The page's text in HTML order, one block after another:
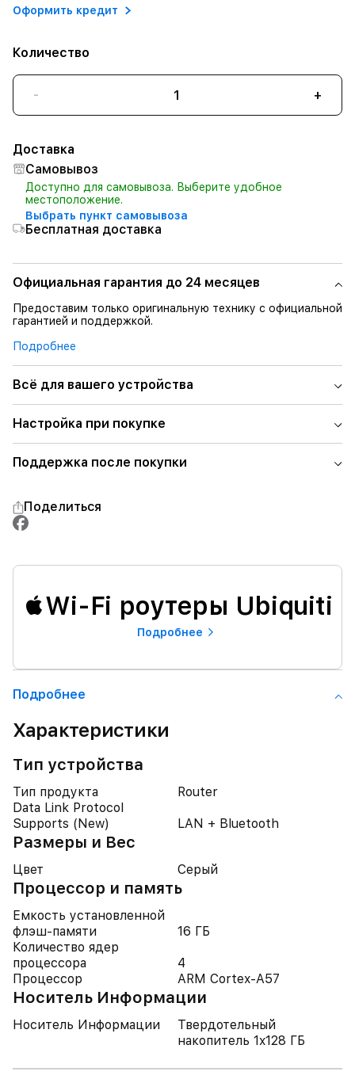
Оформить кредит
Количество
- +
Доставка
Самовывоз
Доступно для самовывоза. Выберите удобное
местоположение.
Выбрать пункт самовывоза
Бесплатная доставка
Официальная гарантия до 24 месяцев
Предоставим только оригинальную технику с официальной
гарантией и поддержкой.
Подробнее
Всё для вашего устройства
Настройка при покупке
Поддержка после покупки
Поделиться
Wi-Fi роутеры Ubiquiti
Подробнее
Подробнее
Характеристики
Тип устройства
Тип продукта
Router
Data Link Protocol
Supports (New)
LAN + Bluetooth
Размеры и Вес
Цвет Серый
Процессор и память
Емкость установленной
флэш-памяти
16 ГБ
Количество ядер
процессора
4
Процессор
ARM Cortex-A57
Носитель Информации
Носитель Информации
Твердотельный
накопитель 1x128 ГБ